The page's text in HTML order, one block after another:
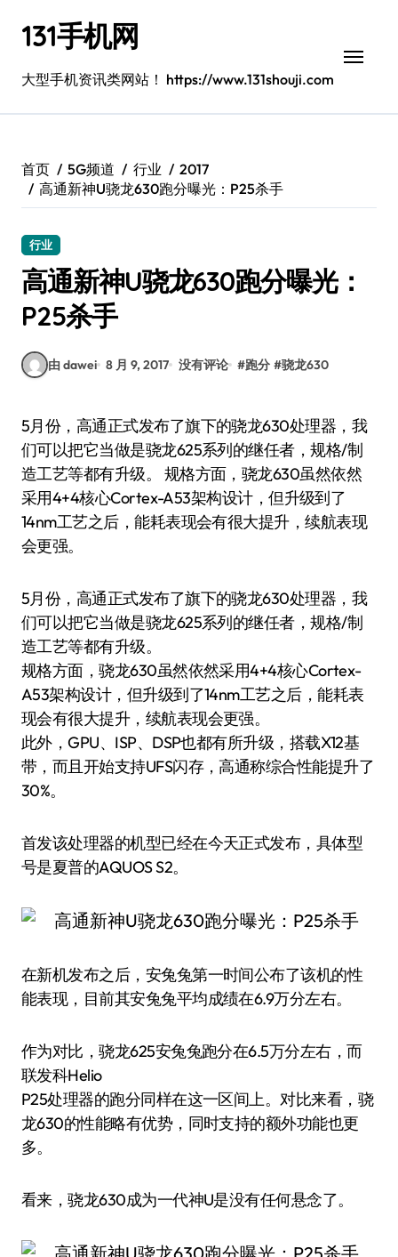
131手机网
大型手机资讯类网站！ https://www.131shouji.com
首页 5G频道 行业
2017
高通新神U骁龙630跑分曝光：P25杀手
行业
高通新神U骁龙630跑分曝光：
P25杀手
由 dawei 8 月 9, 2017 没有评论 #跑分 #骁龙630
5月份，高通正式发布了旗下的骁龙630处理器，我
们可以把它当做是骁龙625系列的继任者，规格/制
造工艺等都有升级。 规格方面，骁龙630虽然依然
采用4+4核心Cortex-A53架构设计，但升级到了
14nm工艺之后，能耗表现会有很大提升，续航表现
会更强。
5月份，高通正式发布了旗下的骁龙630处理器，我
们可以把它当做是骁龙625系列的继任者，规格/制
造工艺等都有升级。
规格方面，骁龙630虽然依然采用4+4核心Cortex-
A53架构设计，但升级到了14nm工艺之后，能耗表
现会有很大提升，续航表现会更强。
此外，GPU、ISP、DSP也都有所升级，搭载X12基
带，而且开始支持UFS闪存，高通称综合性能提升了
30%。
首发该处理器的机型已经在今天正式发布，具体型
号是夏普的AQUOS S2。
在新机发布之后，安兔兔第一时间公布了该机的性
能表现，目前其安兔兔平均成绩在6.9万分左右。
作为对比，骁龙625安兔兔跑分在6.5万分左右，而
联发科Helio
P25处理器的跑分同样在这一区间上。对比来看，骁
龙630的性能略有优势，同时支持的额外功能也更
多。
看来，骁龙630成为一代神U是没有任何悬念了。